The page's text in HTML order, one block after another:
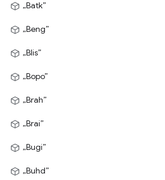
„Batk”
„Beng”
„Blis”
„Bopo”
„Brah”
„Brai”
„Bugi”
„Buhd”